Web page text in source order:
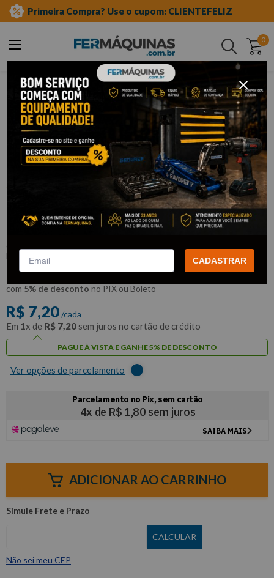
Primeira Compra? Use o cupom: CLIENTEFELIZ
0
Buscar
ferramentas manuais chave allen abaulada
Chave Allen Longa Abaulada 9 mm -
MTX
MTX
R$6,84
com 5% de desconto no PIX ou Boleto
R$ 7,20/cada
Em 1x de R$ 7,20 sem juros no cartão de crédito
PAGUE À VISTA E GANHE 5% DE DESCONTO
Ver opções de parcelamento
ADICIONAR AO CARRINHO
Não sei meu CEP
CADASTRAR